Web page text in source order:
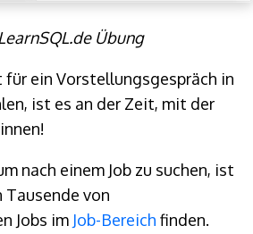
Übung
für ein Vorstellungsgespräch in
ist es an der Zeit, mit der
nach einem Job zu suchen, ist
Tausende von
Jobs im Job-Bereich finden.